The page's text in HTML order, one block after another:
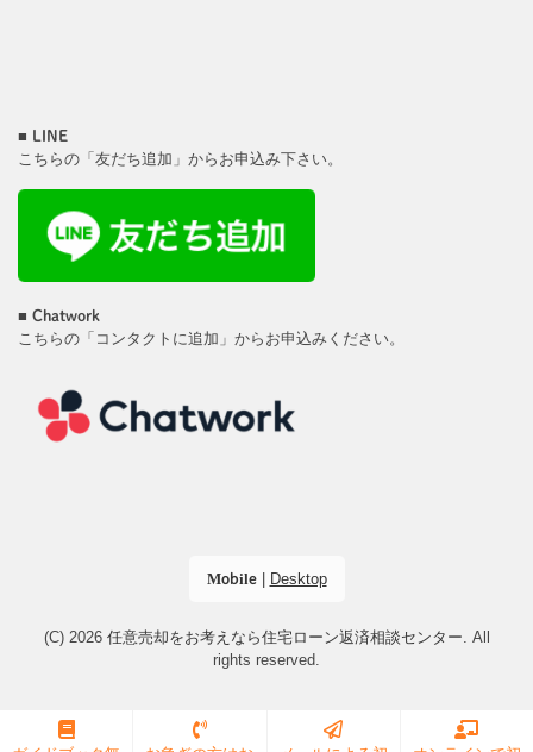
■ LINE
こちらの「友だち追加」からお申込み下さい。
■ Chatwork
こちらの「コンタクトに追加」からお申込みください。
Mobile| Desktop
(C) 2026 任意売却をお考えなら住宅ローン返済相談センター. All
rights reserved.